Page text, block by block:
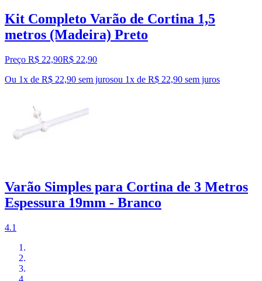
Kit Completo Varão de Cortina 1,5
metros (Madeira) Preto
Preço R$ 22,90R$ 22,90
Ou 1x de R$ 22,90 sem jurosou 1x de R$ 22,90 sem juros
Varão Simples para Cortina de 3 Metros
Espessura 19mm - Branco
4.1